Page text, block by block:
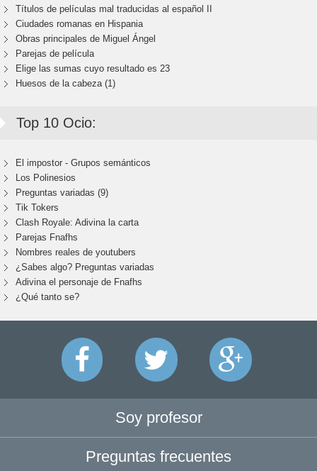
Títulos de películas mal traducidas al español II
Ciudades romanas en Hispania
Obras principales de Miguel Ángel
Parejas de película
Elige las sumas cuyo resultado es 23
Huesos de la cabeza (1)
Top 10 Ocio:
El impostor - Grupos semánticos
Los Polinesios
Preguntas variadas (9)
Tik Tokers
Clash Royale: Adivina la carta
Parejas Fnafhs
Nombres reales de youtubers
¿Sabes algo? Preguntas variadas
Adivina el personaje de Fnafhs
¿Qué tanto se?
Soy profesor
Preguntas frecuentes